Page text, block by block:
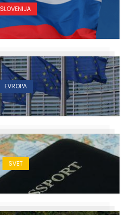
SLOVENIJA
EVROPA
SVET